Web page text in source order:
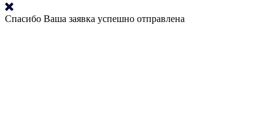
Спасибо Ваша заявка успешно отправлена